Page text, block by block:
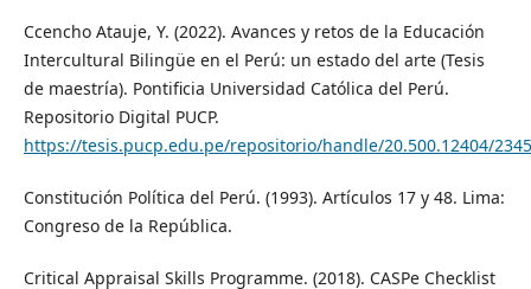
Ccencho Atauje, Y. (2022). Avances y retos de la Educación
Intercultural Bilingüe en el Perú: un estado del arte (Tesis
de maestría). Pontificia Universidad Católica del Perú.
Repositorio Digital PUCP.
https://tesis.pucp.edu.pe/repositorio/handle/20.500.12404/
Constitución Política del Perú. (1993). Artículos 17 y 48. Lima:
Congreso de la República.
Critical Appraisal Skills Programme. (2018). CASPe Checklist